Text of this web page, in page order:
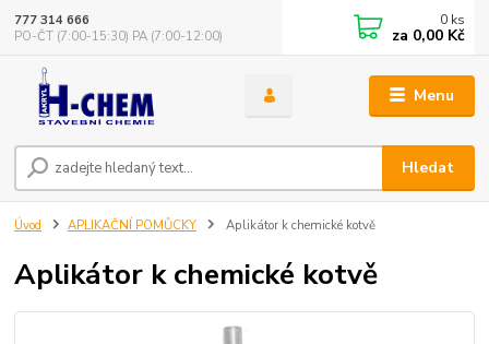
Menu
Hledat
777 314 666
PO-ČT (7:00-15:30) PA (7:00-12:00)
0 ks
za 0,00 Kč
Úvod APLIKAČNÍ POMŮCKY Aplikátor k chemické kotvě
Aplikátor k chemické kotvě